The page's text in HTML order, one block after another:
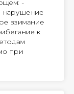
-
нарушение
взимание
к
при